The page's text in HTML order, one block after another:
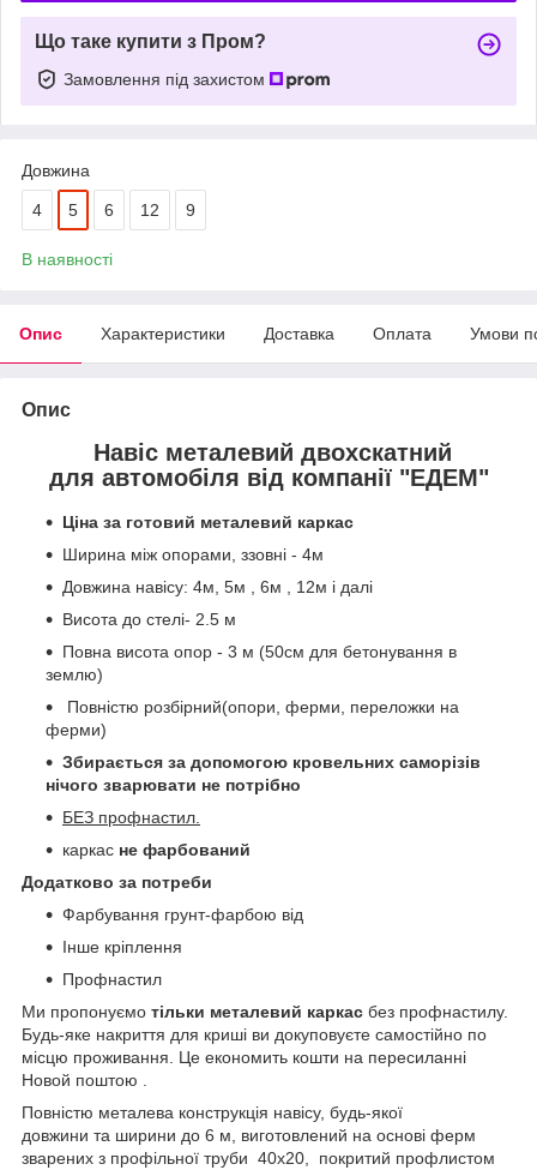
Що таке купити з Пром?
Замовлення під захистом
Довжина
4 5 6 12 9
В наявності
Опис Характеристики Доставка Оплата Умови
Опис
Навіс металевий двохскатний
для автомобіля від компанії "ЕДЕМ"
Ціна за готовий металевий каркас
Ширина між опорами, ззовні - 4м
Довжина навісу: 4м, 5м , 6м , 12м і далі
Висота до стелі- 2.5 м
Повна висота опор - 3 м (50см для бетонування в
землю)
Повністю розбірний(опори, ферми, переложки на
ферми)
Збирається за допомогою кровельних саморізів
нічого зварювати не потрібно
БЕЗ профнастил.
каркас не фарбований
Додатково за потреби
Фарбування грунт-фарбою від
Інше кріплення
Профнастил
Ми пропонуємо тільки металевий каркас без профнастилу.
Будь-яке накриття для криші ви докуповуєте самостійно по
місцю проживання. Це економить кошти на пересиланні
Новой поштою .
Повністю металева конструкція навісу, будь-якої
довжини та ширини до 6 м, виготовлений на основі ферм
зварених з профільної труби 40х20, покритий профлистом